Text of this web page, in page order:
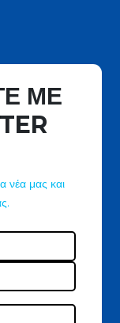
ΜΕ
νέα μας και